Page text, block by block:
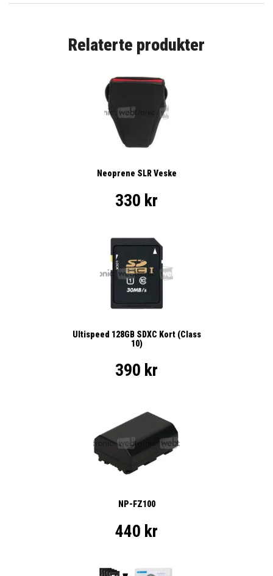
Relaterte produkter
Neoprene SLR Veske
330 kr
Ultispeed 128GB SDXC Kort (Class
10)
390 kr
NP-FZ100
440 kr